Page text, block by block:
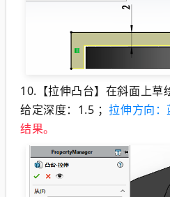
10.【拉伸凸台】在斜面上草
给定深度：1.5 ；拉伸方向
结果。